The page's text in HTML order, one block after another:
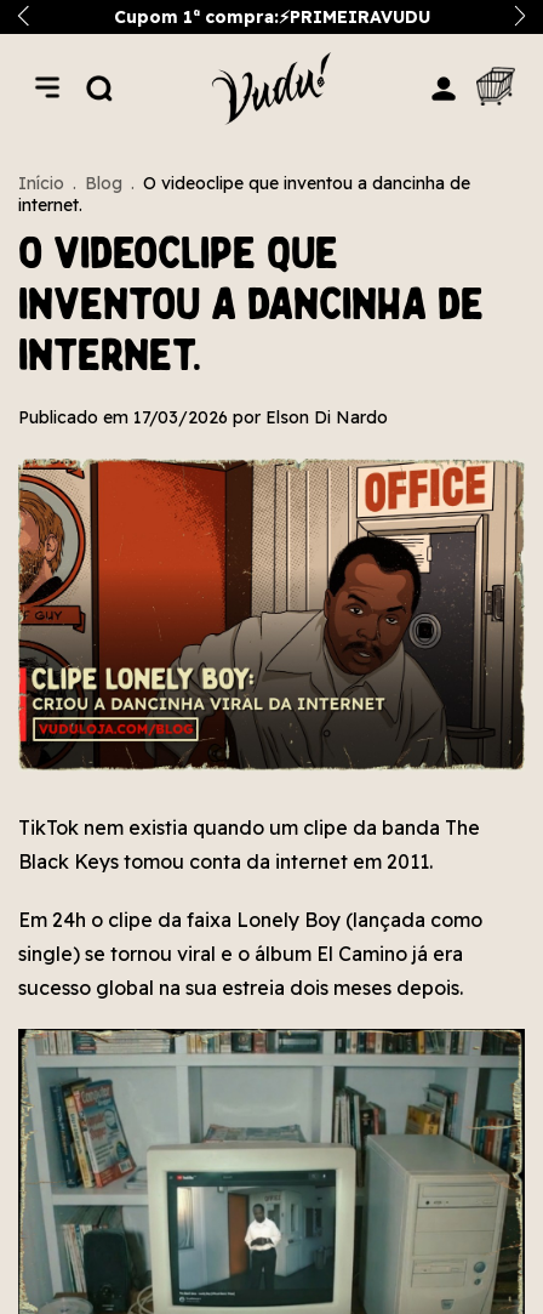
Cupom 1ª compra:⚡PRIMEIRAVUDU
Início . Blog . O videoclipe que inventou a dancinha de
internet.
O videoclipe que
inventou a dancinha de
internet.
Publicado em 17/03/2026 por Elson Di Nardo
TikTok nem existia quando um clipe da banda The
Black Keys tomou conta da internet em 2011.
Em 24h o clipe da faixa Lonely Boy (lançada como
single) se tornou viral e o álbum El Camino já era
sucesso global na sua estreia dois meses depois.